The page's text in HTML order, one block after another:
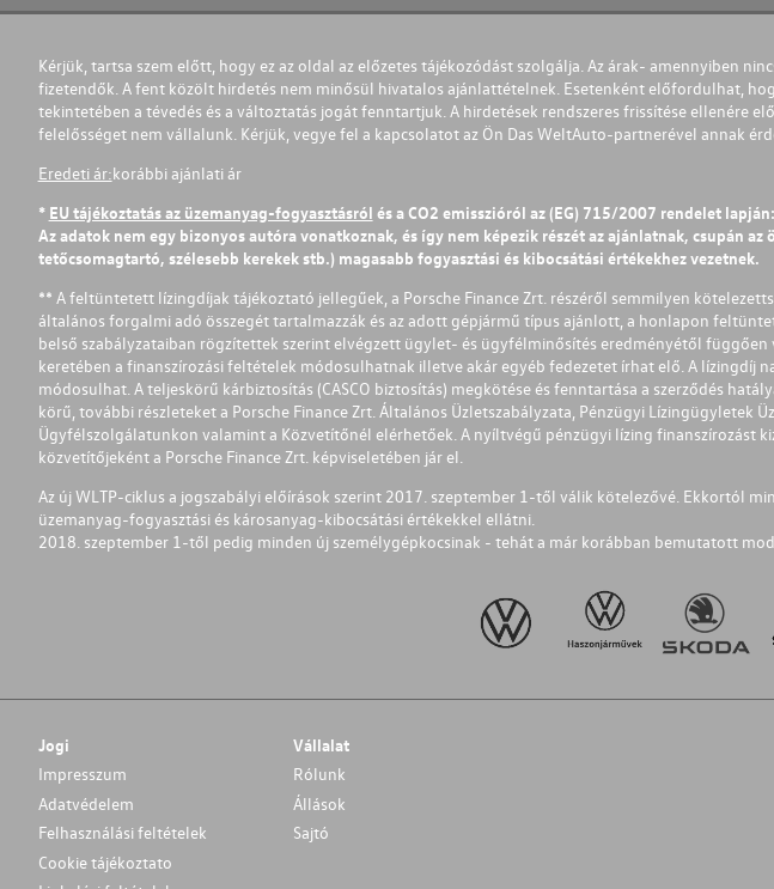
Kérjük, tartsa szem előtt, hogy ez az oldal az előzetes tájékozódást szolgálja. Az árak- amennyiben
fizetendők. A fent közölt hirdetés nem minősül hivatalos ajánlattételnek. Esetenként előfordulhat,
tekintetében a tévedés és a változtatás jogát fenntartjuk. A hirdetések rendszeres frissítése ellenére
felelősséget nem vállalunk. Kérjük, vegye fel a kapcsolatot az Ön Das WeltAuto-partnerével annak
Eredeti ár:korábbi ajánlati ár
* EU tájékoztatás az üzemanyag-fogyasztásról és a CO2 emisszióról az (EG) 715/2007 rendelet
Az adatok nem egy bizonyos autóra vonatkoznak, és így nem képezik részét az ajánlatnak, csupán
tetőcsomagtartó, szélesebb kerekek stb.) magasabb fogyasztási és kibocsátási értékekhez vezetnek.
** A feltüntetett lízingdíjak tájékoztató jellegűek, a Porsche Finance Zrt. részéről semmilyen
általános forgalmi adó összegét tartalmazzák és az adott gépjármű típus ajánlott, a honlapon
belső szabályzataiban rögzítettek szerint elvégzett ügylet- és ügyfélminősítés eredményétől
keretében a finanszírozási feltételek módosulhatnak illetve akár egyéb fedezetet írhat elő. A lízingdíj
módosulhat. A teljeskörű kárbiztosítás (CASCO biztosítás) megkötése és fenntartása a szerződés
körű, további részleteket a Porsche Finance Zrt. Általános Üzletszabályzata, Pénzügyi Lízingügyletek
Ügyfélszolgálatunkon valamint a Közvetítőnél elérhetőek. A nyíltvégű pénzügyi lízing finanszírozást
közvetítőjeként a Porsche Finance Zrt. képviseletében jár el.
Az új WLTP-ciklus a jogszabályi előírások szerint 2017. szeptember 1-től válik kötelezővé. Ekkortól
üzemanyag-fogyasztási és károsanyag-kibocsátási értékekkel ellátni.
2018. szeptember 1-től pedig minden új személygépkocsinak - tehát a már korábban bemutatott
Jogi
Impresszum
Adatvédelem
Felhasználási feltételek
Cookie tájékoztato
Vállalat
Rólunk
Állások
Sajtó